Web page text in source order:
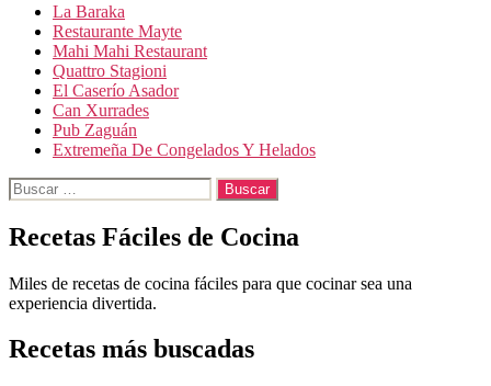
La Baraka
Restaurante Mayte
Mahi Mahi Restaurant
Quattro Stagioni
El Caserío Asador
Can Xurrades
Pub Zaguán
Extremeña De Congelados Y Helados
Buscar:
Recetas Fáciles de Cocina
Miles de recetas de cocina fáciles para que cocinar sea una
experiencia divertida.
Recetas más buscadas